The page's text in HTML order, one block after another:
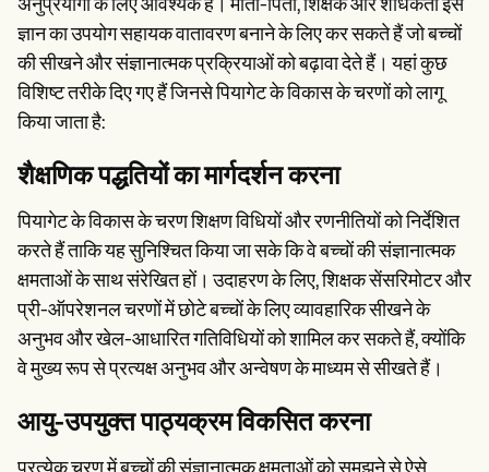
अनुप्रयोगों के लिए आवश्यक है। माता-पिता, शिक्षक और शोधकर्ता इस
ज्ञान का उपयोग सहायक वातावरण बनाने के लिए कर सकते हैं जो बच्चों
की सीखने और संज्ञानात्मक प्रक्रियाओं को बढ़ावा देते हैं। यहां कुछ
विशिष्ट तरीके दिए गए हैं जिनसे पियागेट के विकास के चरणों को लागू
किया जाता है:
शैक्षणिक पद्धतियों का मार्गदर्शन करना
पियागेट के विकास के चरण शिक्षण विधियों और रणनीतियों को निर्देशित
करते हैं ताकि यह सुनिश्चित किया जा सके कि वे बच्चों की संज्ञानात्मक
क्षमताओं के साथ संरेखित हों। उदाहरण के लिए, शिक्षक सेंसरिमोटर और
प्री-ऑपरेशनल चरणों में छोटे बच्चों के लिए व्यावहारिक सीखने के
अनुभव और खेल-आधारित गतिविधियों को शामिल कर सकते हैं, क्योंकि
वे मुख्य रूप से प्रत्यक्ष अनुभव और अन्वेषण के माध्यम से सीखते हैं।
आयु-उपयुक्त पाठ्यक्रम विकसित करना